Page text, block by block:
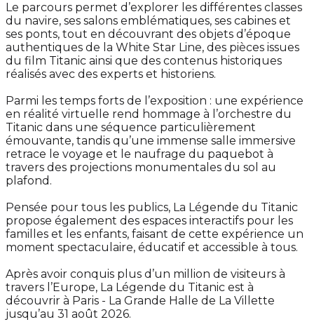
Le parcours permet d’explorer les différentes classes
du navire, ses salons emblématiques, ses cabines et
ses ponts, tout en découvrant des objets d’époque
authentiques de la White Star Line, des pièces issues
du film Titanic ainsi que des contenus historiques
réalisés avec des experts et historiens.
Parmi les temps forts de l’exposition : une expérience
en réalité virtuelle rend hommage à l’orchestre du
Titanic dans une séquence particulièrement
émouvante, tandis qu’une immense salle immersive
retrace le voyage et le naufrage du paquebot à
travers des projections monumentales du sol au
plafond.
Pensée pour tous les publics, La Légende du Titanic
propose également des espaces interactifs pour les
familles et les enfants, faisant de cette expérience un
moment spectaculaire, éducatif et accessible à tous.
Après avoir conquis plus d’un million de visiteurs à
travers l’Europe, La Légende du Titanic est à
découvrir à Paris - La Grande Halle de La Villette
jusqu’au 31 août 2026.